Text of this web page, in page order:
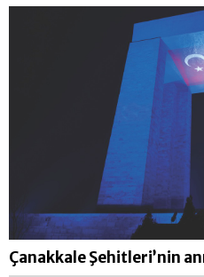
Çanakkale Şehitleri’nin